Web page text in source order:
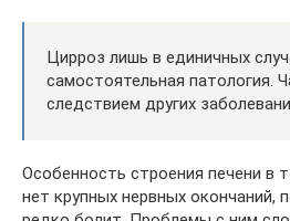
Цирроз лишь в единичных
самостоятельная патология.
следствием других
Особенность строения печени в
нет крупных нервных окончаний,